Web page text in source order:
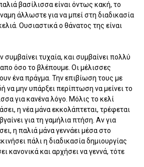
βασίλισσα είναι όντως κακή, το
άλλωστε για να μπεί στη διαδικασία
Ουσιαστικά ο θάνατος της είναι
συμβαίνει τυχαία, και συμβαίνει πολλύ
όσο το βλέπουμε. Οι μέλισσες
ένα πράγμα. Την επιβίωση τους με
να μην υπάρξει περίπτωση να μείνει το
για κανένα λόγο. Μόλις το κελί
η νέα μάνα εκκολάπτεται, τρέφεται
για τη γαμήλια πτήση. Αν για
η παλιά μάνα γεννάει μέσα στο
πάλι η διαδικασία δημιουργίας
κανονικά και αρχήσει να γεννά, τότε